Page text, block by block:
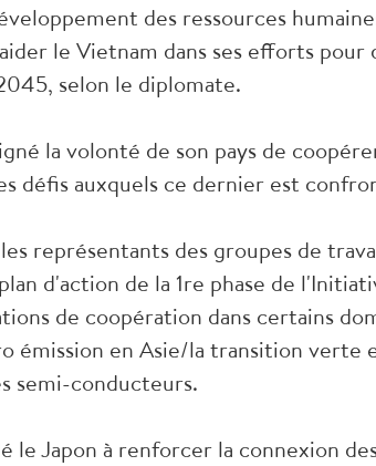
des ressources
le Vietnam dans ses efforts pour
selon le diplomate.
la volonté de son pays de
défis auxquels ce dernier est
représentants des groupes de
d'action de la 1re phase de
de coopération dans certains
émission en Asie/la transition
semi-conducteurs.
le Japon à renforcer la connexion